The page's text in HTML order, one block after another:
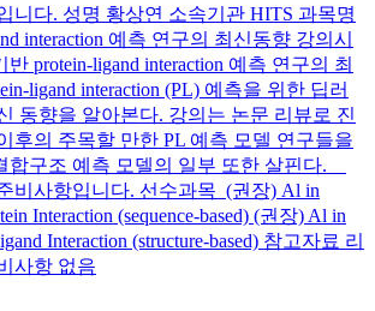
니다. 성명 황상연 소속기관 HITS 과목명
interaction 예측 연구의 최신동향 강의시
protein-ligand interaction 예측 연구의 최
ligand interaction (PL) 예측을 위한 딥러
동향을 알아본다. 강의는 논문 리뷰로 진
후의 주목할 만한 PL 예측 모델 연구들을
합구조 예측 모델의 일부 또한 살핀다.
비사항입니다. 선수과목 (권장) Al in
Interaction (sequence-based) (권장) Al in
Interaction (structure-based) 참고자료 리
사항 없음